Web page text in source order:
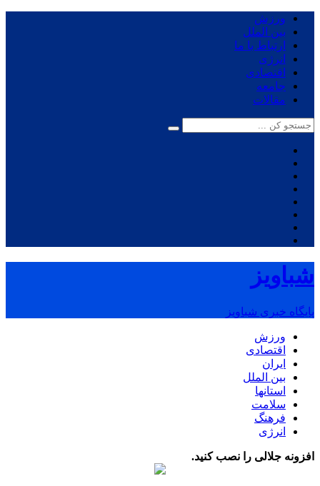
ورزش
بین الملل
ارتباط با ما
انرژی
اقتصادی
جامعه
مقالات
شباویز
پایگاه خبری شباویز
ورزش
اقتصادی
ایران
بین الملل
استانها
سلامت
فرهنگ
انرژی
افزونه جلالی را نصب کنید.